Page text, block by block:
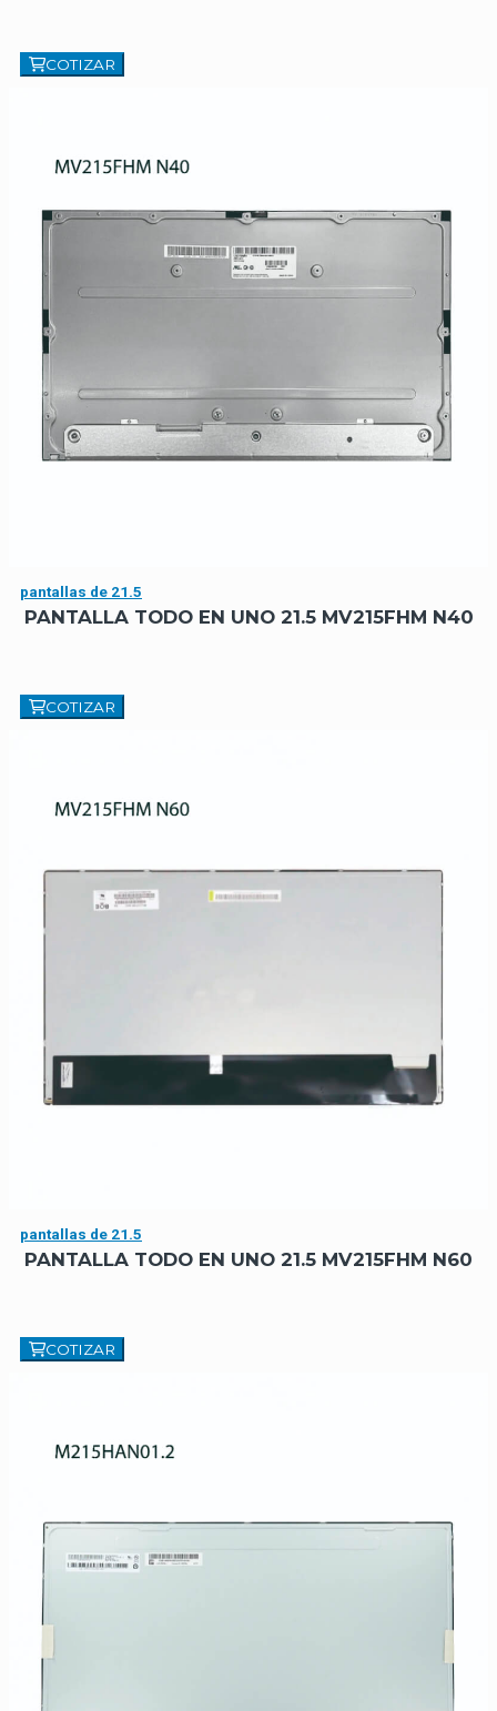
COTIZAR
pantallas de 21.5
PANTALLA TODO EN UNO 21.5 MV215FHM N40
COTIZAR
pantallas de 21.5
PANTALLA TODO EN UNO 21.5 MV215FHM N60
COTIZAR